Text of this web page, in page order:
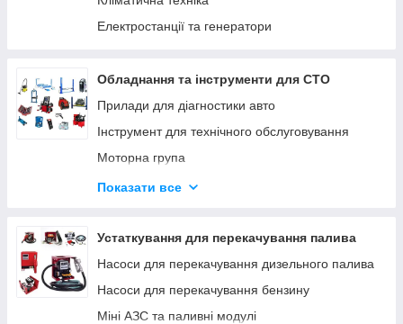
Електростанції та генератори
Обладнання та інструменти для СТО
Прилади для діагностики авто
Інструмент для технічного обслуговування
Моторна група
Ходова група
Трансмісія
Інструмент для кузовних робіт
Інструмент для ремонту мотоциклів
Показати все
Устаткування для перекачування палива
Насоси для перекачування дизельного палива
Насоси для перекачування бензину
Міні АЗС та паливні модулі